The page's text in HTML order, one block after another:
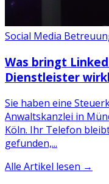
Social Media
Was bringt
Dienstleister
Sie haben eine
Anwaltskanzlei in
Köln. Ihr Telefon
gefunden,...
Alle Artikel lesen →